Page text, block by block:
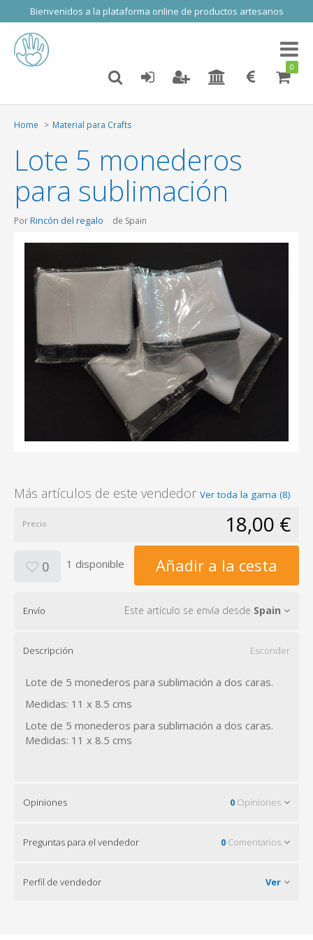
Bienvenidos a la plataforma online de productos artesanos
Toggle
0
Home Material para Crafts
Lote 5 monederos
para sublimación
PorRincón del regalo de Spain
Más artículos de este vendedor Ver toda la gama (8)
Precio 18,00 €
0 1 disponible Añadir a la cesta
Envío Este artículo se envía desde Spain
Descripción Esconder
Lote de 5 monederos para sublimación a dos caras.
Medidas: 11 x 8.5 cms
Lote de 5 monederos para sublimación a dos caras.
Medidas: 11 x 8.5 cms
Opiniones 0 Opiniones
Preguntas para el vendedor 0 Comentarios
Perfil de vendedor Ver